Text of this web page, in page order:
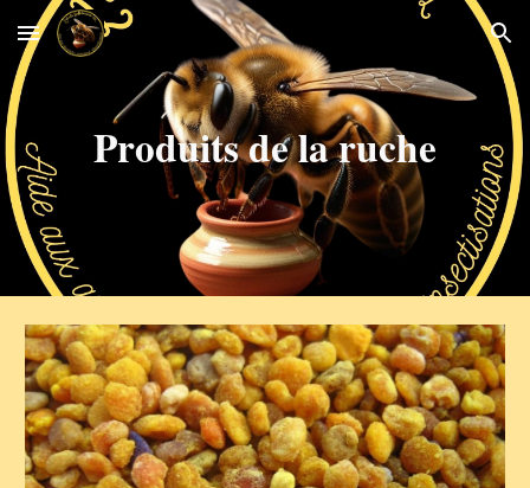
Skip to main content Skip to navigation
Produits de la ruche